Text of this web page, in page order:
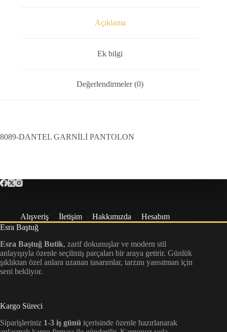
Açıklama
Ek bilgi
Değerlendirmeler (0)
8089-DANTEL GARNİLİ PANTOLON
Alışveriş İletişim Hakkımızda
Hesabım
Esra Baştuğ
Esra Baştuğ Butik, zarif dokunuşlar ve modern stil
anlayışıyla özenle seçilmiş parçaları bir araya getirir. Günlük
şıklıktan özel anlara uzanan tasarımlar, tarzını yansıtman için
seni bekliyor.
Kargo Süreci
Siparişleriniz 1-3 iş günü içerisinde özenle hazırlanarak